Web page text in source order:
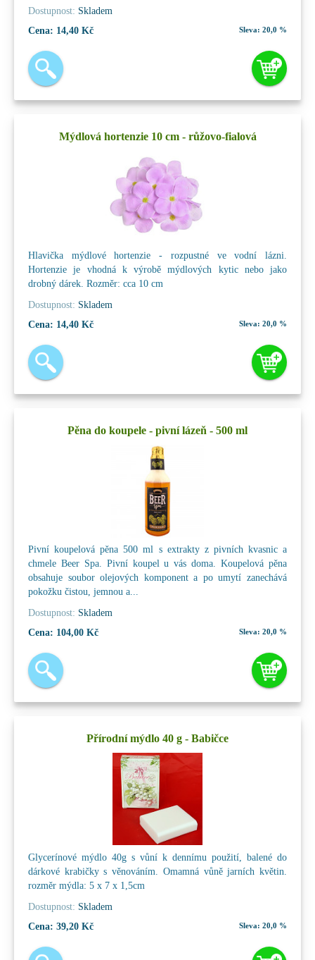
Dostupnost: Skladem
Cena: 14,40 Kč Sleva: 20,0 %
Mýdlová hortenzie 10 cm - růžovo-fialová
Hlavička mýdlové hortenzie - rozpustné ve vodní lázni.
Hortenzie je vhodná k výrobě mýdlových kytic nebo jako
drobný dárek. Rozměr: cca 10 cm
Dostupnost: Skladem
Cena: 14,40 Kč Sleva: 20,0 %
Pěna do koupele - pivní lázeň - 500 ml
Pivní koupelová pěna 500 ml s extrakty z pivních kvasnic a
chmele Beer Spa. Pivní koupel u vás doma. Koupelová pěna
obsahuje soubor olejových komponent a po umytí zanechává
pokožku čistou, jemnou a...
Dostupnost: Skladem
Cena: 104,00 Kč Sleva: 20,0 %
Přírodní mýdlo 40 g - Babičce
Glycerínové mýdlo 40g s vůní k dennímu použití, balené do
dárkové krabičky s věnováním. Omamná vůně jarních květin.
rozměr mýdla: 5 x 7 x 1,5cm
Dostupnost: Skladem
Cena: 39,20 Kč Sleva: 20,0 %